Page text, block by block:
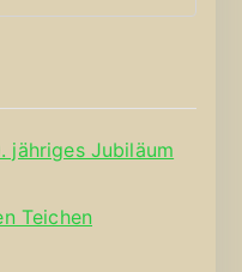
jähriges Jubiläum
Teichen